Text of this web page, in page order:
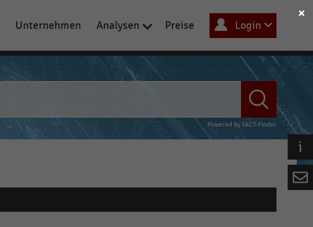
Unternehmen Analysen Preise Login
Powered by FACT-Finder